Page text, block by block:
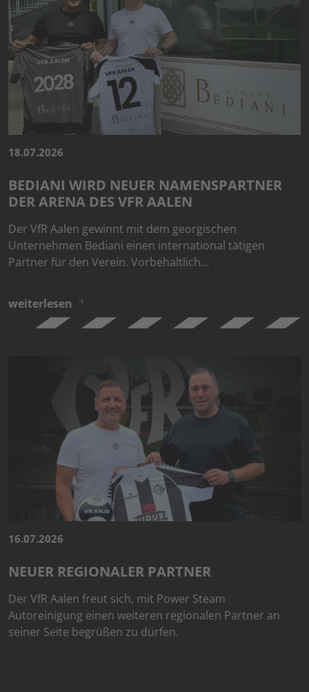
18.07.2026
BEDIANI WIRD NEUER NAMENSPARTNER
DER ARENA DES VFR AALEN
Der VfR Aalen gewinnt mit dem georgischen
Unternehmen Bediani einen international tätigen
Partner für den Verein. Vorbehaltlich…
weiterlesen
16.07.2026
NEUER REGIONALER PARTNER
Der VfR Aalen freut sich, mit Power Steam
Autoreinigung einen weiteren regionalen Partner an
seiner Seite begrüßen zu dürfen.